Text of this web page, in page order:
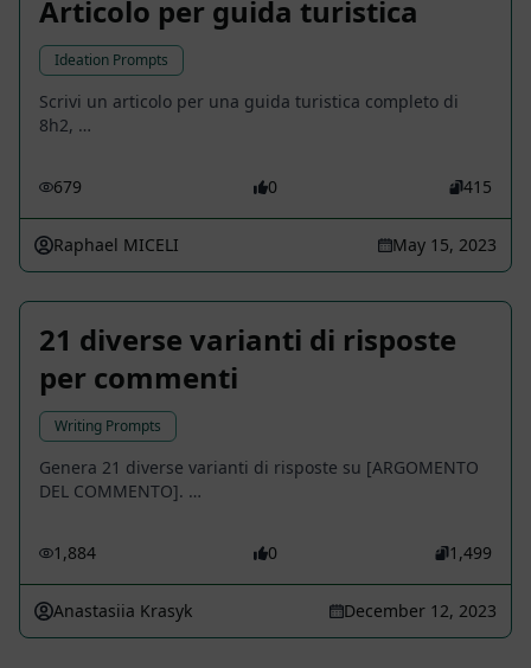
Articolo per guida turistica
Ideation Prompts
Scrivi un articolo per una guida turistica completo di
8h2, …
679 0 415
Raphael MICELI May 15, 2023
21 diverse varianti di risposte
per commenti
Writing Prompts
Genera 21 diverse varianti di risposte su [ARGOMENTO
DEL COMMENTO]. …
1,884 0 1,499
Anastasiia Krasyk December 12, 2023